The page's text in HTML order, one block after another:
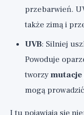
przebarwień.
także zimą i
UVB: Silniej
Powoduje
tworzymutacje
mogą